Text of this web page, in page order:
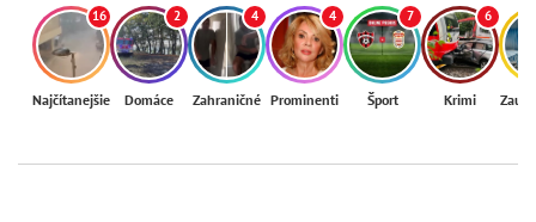
16
Najčítanejšie
2
Domáce
4
Zahraničné
4
Prominenti
7
Šport
6
Krimi